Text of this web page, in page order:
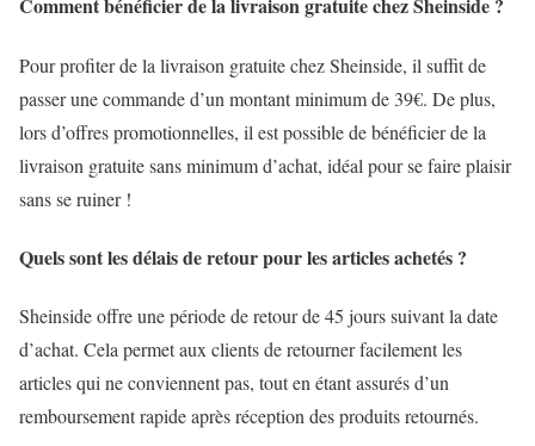
Comment bénéficier de la livraison gratuite chez Sheinside ?
Pour profiter de la livraison gratuite chez Sheinside, il suffit de
passer une commande d’un montant minimum de 39€. De plus,
lors d’offres promotionnelles, il est possible de bénéficier de la
livraison gratuite sans minimum d’achat, idéal pour se faire plaisir
sans se ruiner !
Quels sont les délais de retour pour les articles achetés ?
Sheinside offre une période de retour de 45 jours suivant la date
d’achat. Cela permet aux clients de retourner facilement les
articles qui ne conviennent pas, tout en étant assurés d’un
remboursement rapide après réception des produits retournés.